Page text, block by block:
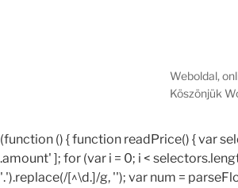
Weboldal,
Köszönjük
(function () { function readPrice() { var
.amount' ]; for (var i = 0; i <
'.').replace(/[^\d.]/g, ''); var num =